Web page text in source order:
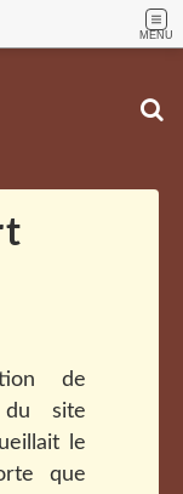
MENU
de
site
le
que